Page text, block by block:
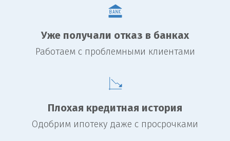
Уже получали отказ в банках
Работаем с проблемными клиентами
Плохая кредитная история
Одобрим ипотеку даже с просрочками